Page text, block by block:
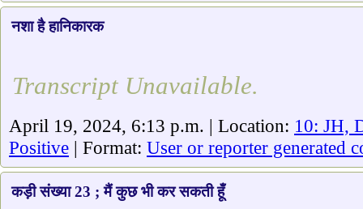
नशा है हानिकारक
Transcript Unavailable.
April 19, 2024, 6:13 p.m. | Location: 10: JH,
Positive | Format: User or reporter generated
कड़ी संख्या 23 ; मैं कुछ भी कर सकती हूँ